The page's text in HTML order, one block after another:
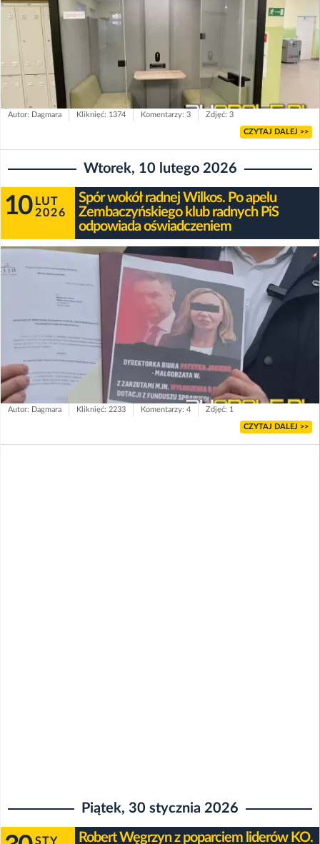
Autor: Dagmara Kliknięć: 1374 Komentarzy: 3 Zdjęć: 3
CZYTAJ DALEJ >>
Wtorek, 10 lutego 2026
10 LUT
2026
Spór wokół radnej Wilkos. Po apelu
Zembaczyńskiego klub radnych PiS
odpowiada oświadczeniem
Autor: Dagmara Kliknięć: 2233 Komentarzy: 4 Zdjęć: 1
CZYTAJ DALEJ >>
Piątek, 30 stycznia 2026
STY Robert Węgrzyn z poparciem liderów KO.